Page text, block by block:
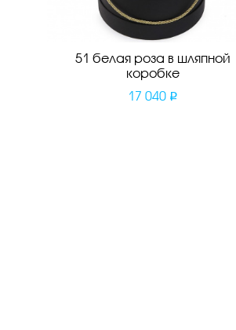
51 белая роза в шляпной
коробке
17 040